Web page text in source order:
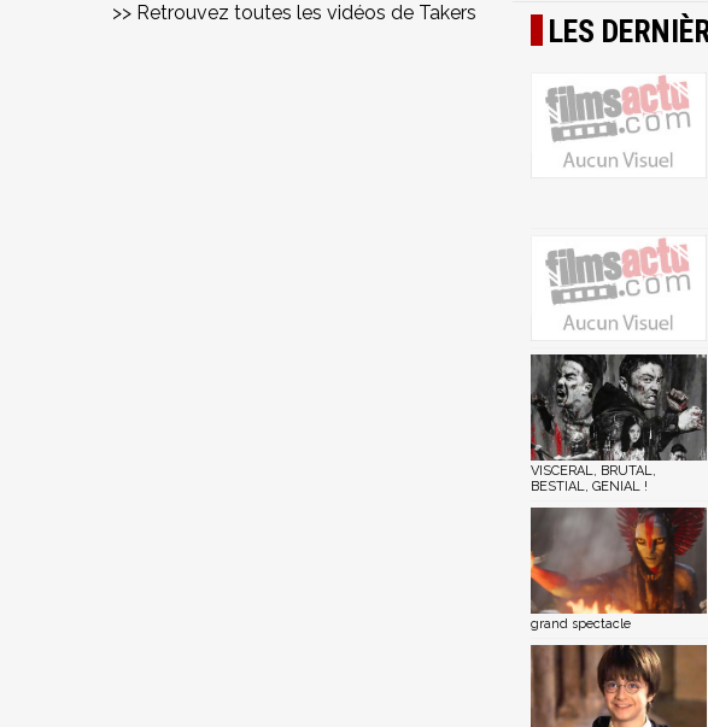
>> Retrouvez toutes les vidéos de Takers
LES
VISCERAL, BRUTAL,
BESTIAL, GENIAL !
grand spectacle